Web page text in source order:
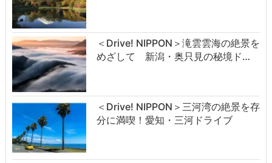
＜Drive! NIPPON＞滝雲雲海の絶景を
めざして 新潟・奥只見の秘境ド…
＜Drive! NIPPON＞三河湾の絶景を存
分に満喫！愛知・三河ドライブ